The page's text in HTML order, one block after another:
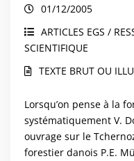
01/12/2005
ARTICLES EGS /
SCIENTIFIQUE
TEXTE BRUT OU
Lorsqu’on pense à la
systématiquement V.
ouvrage sur le
forestier danois P.E.